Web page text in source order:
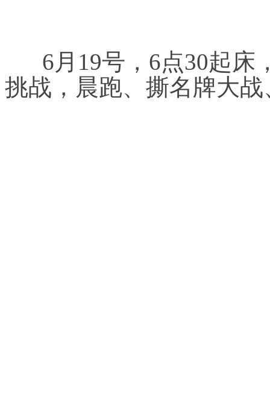
6月19号，6点30起床
挑战，晨跑、撕名牌大